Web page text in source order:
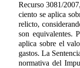
Recurso 3081/
ciento se aplica
relicto,
son equivalentes.
aplica sobre el
gastos. La
normativa del